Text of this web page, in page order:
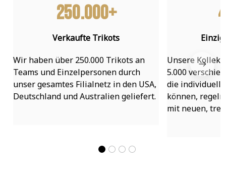
250.000+
Verkaufte Trikots
Wir haben über 250.000 Trikots an
Teams und Einzelpersonen durch
unser gesamtes Filialnetz in den USA,
Deutschland und Australien geliefert.
Unsere
5.000
die individuell
können,
mit neuen,